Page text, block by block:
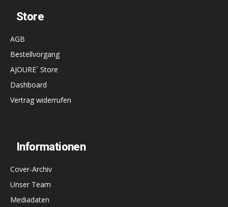
Store
AGB
Bestellvorgang
AJOURE´ Store
Dashboard
Vertrag widerrufen
Informationen
Cover-Archiv
Unser Team
Mediadaten